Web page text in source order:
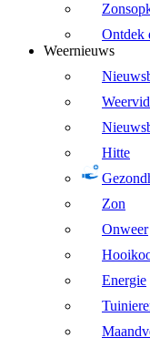
Ontdek
Weernieuws
Hitte
Zon
Onweer
Energie